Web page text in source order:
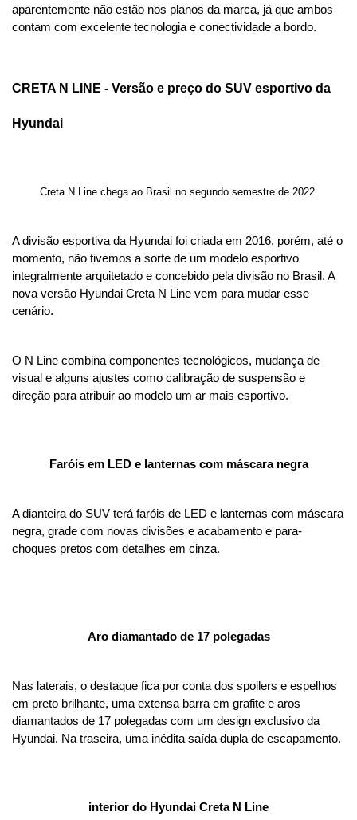
aparentemente não estão nos planos da marca, já que ambos
contam com excelente tecnologia e conectividade a bordo.
CRETA N LINE - Versão e preço do SUV esportivo da
Hyundai
Creta N Line chega ao Brasil no segundo semestre de 2022.
A divisão esportiva da Hyundai foi criada em 2016, porém, até o
momento, não tivemos a sorte de um modelo esportivo
integralmente arquitetado e concebido pela divisão no Brasil. A
nova versão Hyundai Creta N Line vem para mudar esse
cenário.
O N Line combina componentes tecnológicos, mudança de
visual e alguns ajustes como calibração de suspensão e
direção para atribuir ao modelo um ar mais esportivo.
Faróis em LED e lanternas com máscara negra
A dianteira do SUV terá faróis de LED e lanternas com máscara
negra, grade com novas divisões e acabamento e para-
choques pretos com detalhes em cinza.
Aro diamantado de 17 polegadas
Nas laterais, o destaque fica por conta dos spoilers e espelhos
em preto brilhante, uma extensa barra em grafite e aros
diamantados de 17 polegadas com um design exclusivo da
Hyundai. Na traseira, uma inédita saída dupla de escapamento.
interior do Hyundai Creta N Line